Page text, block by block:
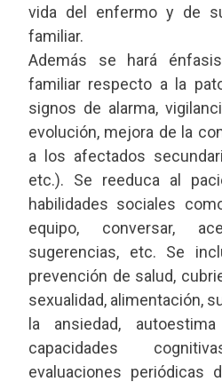
vida del enfermo y de
familiar.
Además se hará
familiar respecto a la
signos de alarma,
evolución, mejora de la
a los afectados
etc.). Se reeduca al
habilidades sociales
equipo, conversar,
sugerencias, etc. Se
prevención de salud,
sexualidad, alimentación,
la ansiedad,
capacidades
evaluaciones periódicas